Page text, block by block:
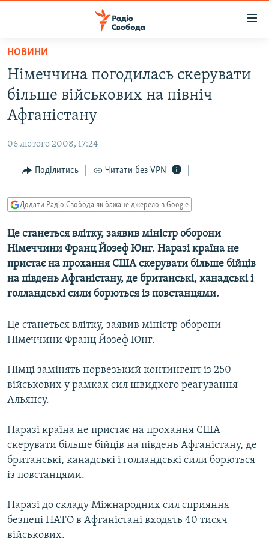
Перейти
основного
матеріалу
Перейти
до
основної
Перейти
до
пошуку
ВСЕ ЗА ДОБУ
СТАТТІ
СУСПІЛЬСТВО
УКРАЇНА
СВІТ
РОСІЙСЬКА «ФІЛЬТРАЦІЯ»
ДОНБАС.РЕАЛІЇ
ТИ ЯК?
СХЕМИ
КИТАЙ.ВИКЛИКИ
МУЛЬТИМЕДІА
СПЕЦПРОЄКТИ
ПОДКАСТИ
КРИМ РЕАЛІЇ
РУС
КТАТ
ДОЛУЧАЙСЯ!
НОВИНИ
Німеччина погодилась скерувати
більше військових на північ
Афганістану
06 лютого 2008, 17:24
Поділитись Читати без VPN
Додати Радіо Свобода як бажане джерело в Google
Це станеться влітку, заявив міністр оборони
Німеччини Франц Йозеф Юнг. Наразі країна не
пристає на прохання США скерувати більше бійців
на південь Афганістану, де британські, канадські і
голландські сили борються із повстанцями.
Це станеться влітку, заявив міністр оборони
Німеччини Франц Йозеф Юнг.
Німці замінять норвезький контингент із 250
військових у рамках сил швидкого реагування
Альянсу.
Наразі країна не пристає на прохання США
скерувати більше бійців на південь Афганістану, де
британські, канадські і голландські сили борються
із повстанцями.
Наразі до складу Міжнародних сил сприяння
безпеці НАТО в Афганістані входять 40 тисяч
військових.